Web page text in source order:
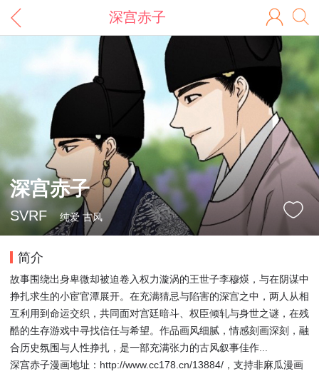
深宫赤子
深宫赤子
SVRF 纯爱 古风
简介
故事围绕出身卑微却被迫卷入权力漩涡的王世子李穆煐，与在阴谋中
挣扎求生的小宦官潭展开。在充满猜忌与陷害的深宫之中，两人从相
互利用到命运交织，共同面对宫廷暗斗、权臣倾轧与身世之谜，在残
酷的生存游戏中寻找信任与希望。作品画风细腻，情感刻画深刻，融
合历史氛围与人性挣扎，是一部充满张力的古风叙事佳作...
深宫赤子漫画地址：http://www.cc178.cn/13884/，支持非麻瓜漫画